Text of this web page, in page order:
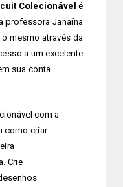
Colecionável é
professora Janaína
mesmo através da
a um excelente
sua conta
com a
como criar
Crie